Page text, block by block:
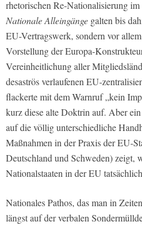
rhetorischen Re-Nationalisierung
Nationale Alleingänge galten bis
EU-Vertragswerk, sondern vor
Vorstellung der Europa-
Vereinheitlichung aller
desaströs verlaufenen EU-
flackerte mit dem Warnruf „kein
kurz diese alte Doktrin auf. Aber
auf die völlig unterschiedliche
Maßnahmen in der Praxis der EU-
Deutschland und Schweden) zeigt,
Nationalstaaten in der EU
Nationales Pathos, das man in
längst auf der verbalen